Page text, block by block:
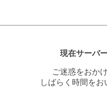
現在サーバ
ご迷惑をおか
しばらく時間を